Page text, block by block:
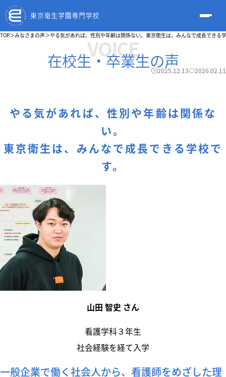
TOP＞みなさまの声＞やる気があれば、性別や年齢は関係ない。東京衛生は、みんなで成長できる
VOICE
在校生・卒業生の声
2025.12.13 2026.02.11
やる気があれば、性別や年齢は関係な
い。
東京衛生は、みんなで成長できる学校で
す。
山田 智史 さん
看護学科３年生
社会経験を経て入学
一般企業で働く社会人から、看護師をめざした理